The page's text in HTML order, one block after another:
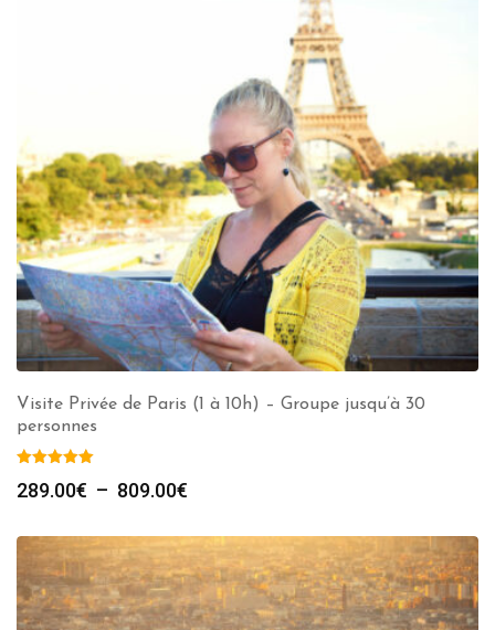
Visite Privée de Paris (1 à 10h) – Groupe jusqu’à 30
personnes
289.00€ – 809.00€
prix :
289.00€
à
809.00€